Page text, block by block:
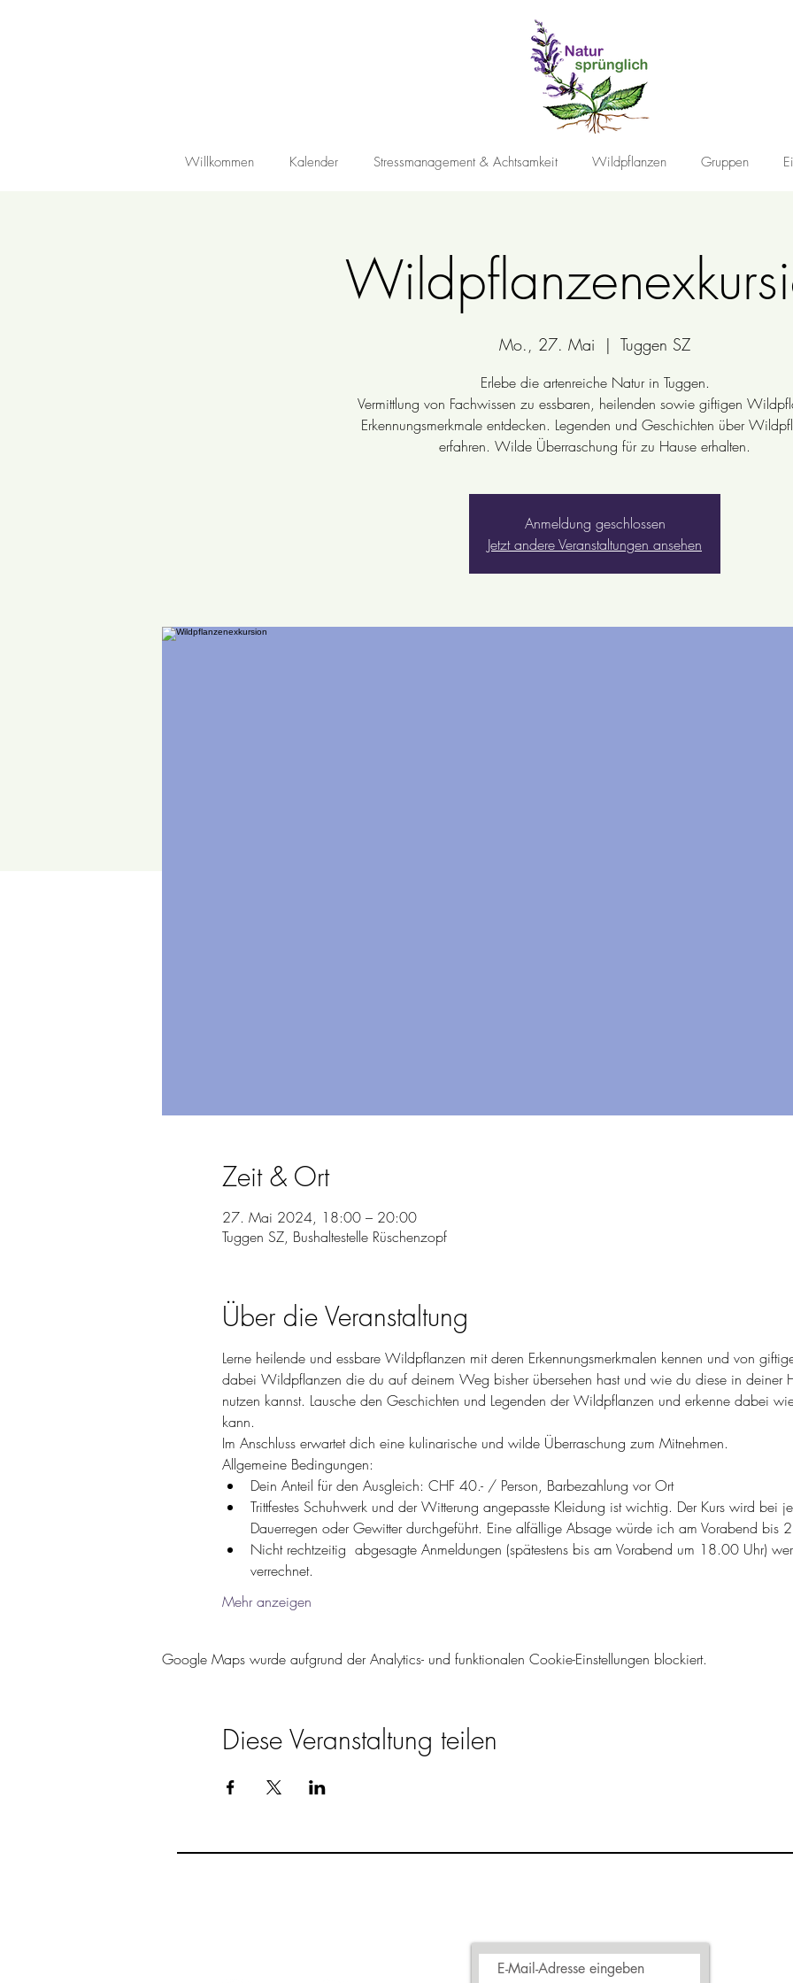
Willkommen Kalender Stressmanagement & Achtsamkeit Wildpflanzen Gruppen
Mo., 27. Mai
  |
Tuggen SZ
Erlebe die artenreiche Natur in Tuggen.
Vermittlung von Fachwissen zu essbaren, heilenden sowie giftigen
Erkennungsmerkmale entdecken. Legenden und Geschichten über
Anmeldung geschlossen
Jetzt andere Veranstaltungen ansehen
Zeit & Ort
27. Mai 2024, 18:00 – 20:00
Tuggen SZ, Bushaltestelle Rüschenzopf
Über die Veranstaltung
Lerne heilende und essbare Wildpflanzen mit deren Erkennungsmerkmalen kennen und von
dabei Wildpflanzen die du auf deinem Weg bisher übersehen hast und wie du diese in deiner
nutzen kannst. Lausche den Geschichten und Legenden der Wildpflanzen und erkenne dabei
kann.
Im Anschluss erwartet dich eine kulinarische und wilde Überraschung zum Mitnehmen.
Allgemeine Bedingungen:
Dein Anteil für den Ausgleich: CHF 40.- / Person, Barbezahlung vor Ort
Trittfestes Schuhwerk und der Witterung angepasste Kleidung ist wichtig. Der Kurs wird bei
Dauerregen oder Gewitter durchgeführt. Eine alfällige Absage würde ich am Vorabend bis
Nicht rechtzeitig  abgesagte Anmeldungen (spätestens bis am Vorabend um 18.00 Uhr)
verrechnet.
Mehr anzeigen
Google Maps wurde aufgrund der Analytics- und funktionalen Cookie-Einstellungen blockiert.
Diese Veranstaltung teilen